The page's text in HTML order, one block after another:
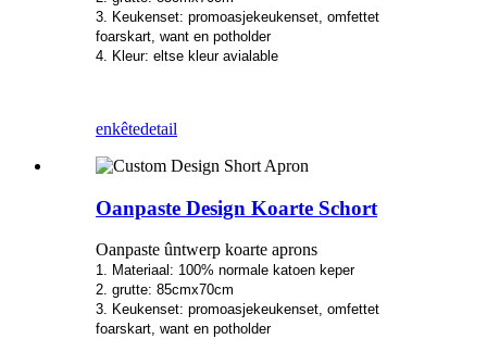
3. Keukenset: promoasjekeukenset, omfettet
foarskart, want en potholder
4. Kleur: eltse kleur avialable
enkêtedetail
Oanpaste Design Koarte Schort
Oanpaste ûntwerp koarte aprons
1. Materiaal: 100% normale katoen keper
2. grutte: 85cmx70cm
3. Keukenset: promoasjekeukenset, omfettet
foarskart, want en potholder